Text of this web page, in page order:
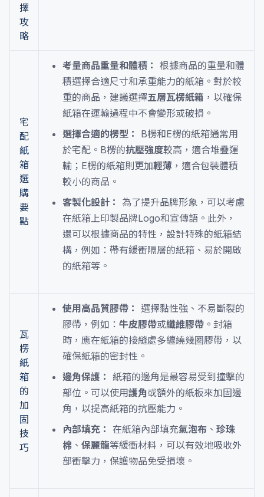
擇
攻
略
宅
配
紙
箱
選
購
要
點
考量商品重量和體積： 根據商品的重量和體
積選擇合適尺寸和承重能力的紙箱。對於較
重的商品，建議選擇五層瓦楞紙箱 ，以確保
紙箱在運輸過程中不會變形或破損。
選擇合適的楞型：
B楞和E楞的紙箱通常用
於宅配。B楞的抗壓強度較高，適合堆疊運
輸；E楞的紙箱則更加輕薄 ，適合包裝體積
較小的商品。
客製化設計：
為了提升品牌形象，可以考慮
在紙箱上印製品牌Logo和宣傳語。此外，
還可以根據商品的特性，設計特殊的紙箱結
構，例如：帶有緩衝隔層的紙箱、易於開啟
的紙箱等。
瓦
楞
紙
箱
的
加
固
技
巧
使用高品質膠帶：
選擇黏性強、不易斷裂的
膠帶，例如： 牛皮膠帶或纖維膠帶 。封箱
時，應在紙箱的接縫處多纏繞幾圈膠帶，以
確保紙箱的密封性。
邊角保護： 紙箱的邊角是最容易受到撞擊的
部位。可以使用護角或額外的紙板來加固邊
角，以提高紙箱的抗壓能力。
內部填充： 在紙箱內部填充氣泡布 、 珍珠
棉 、 保麗龍等緩衝材料，可以有效地吸收外
部衝擊力，保護物品免受損壞。